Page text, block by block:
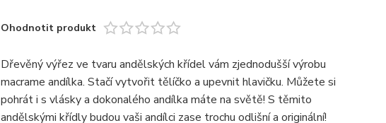
Ohodnotit produkt
Dřevěný výřez ve tvaru andělských křídel vám zjednodušší výrobu
macrame andílka. Stačí vytvořit tělíčko a upevnit hlavičku. Můžete si
pohrát i s vlásky a dokonalého andílka máte na světě! S těmito
andělskými křídly budou vaši andílci zase trochu odlišní a originální!